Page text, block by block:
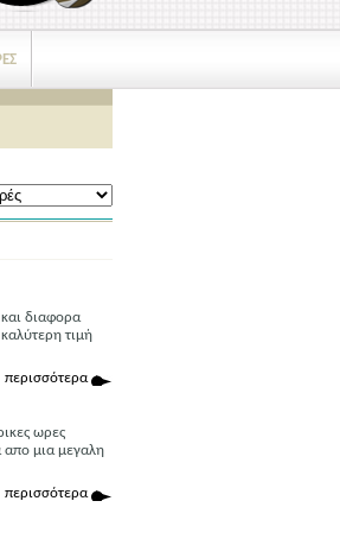
διαφορα
τιμή
περισσότερα
ωρες
απο μια μεγαλη
περισσότερα